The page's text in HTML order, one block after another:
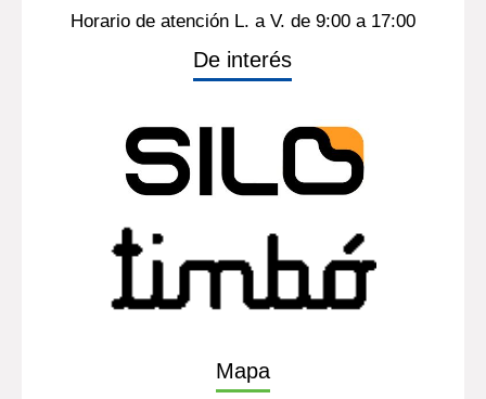
Horario de atención L. a V. de 9:00 a 17:00
De interés
Mapa